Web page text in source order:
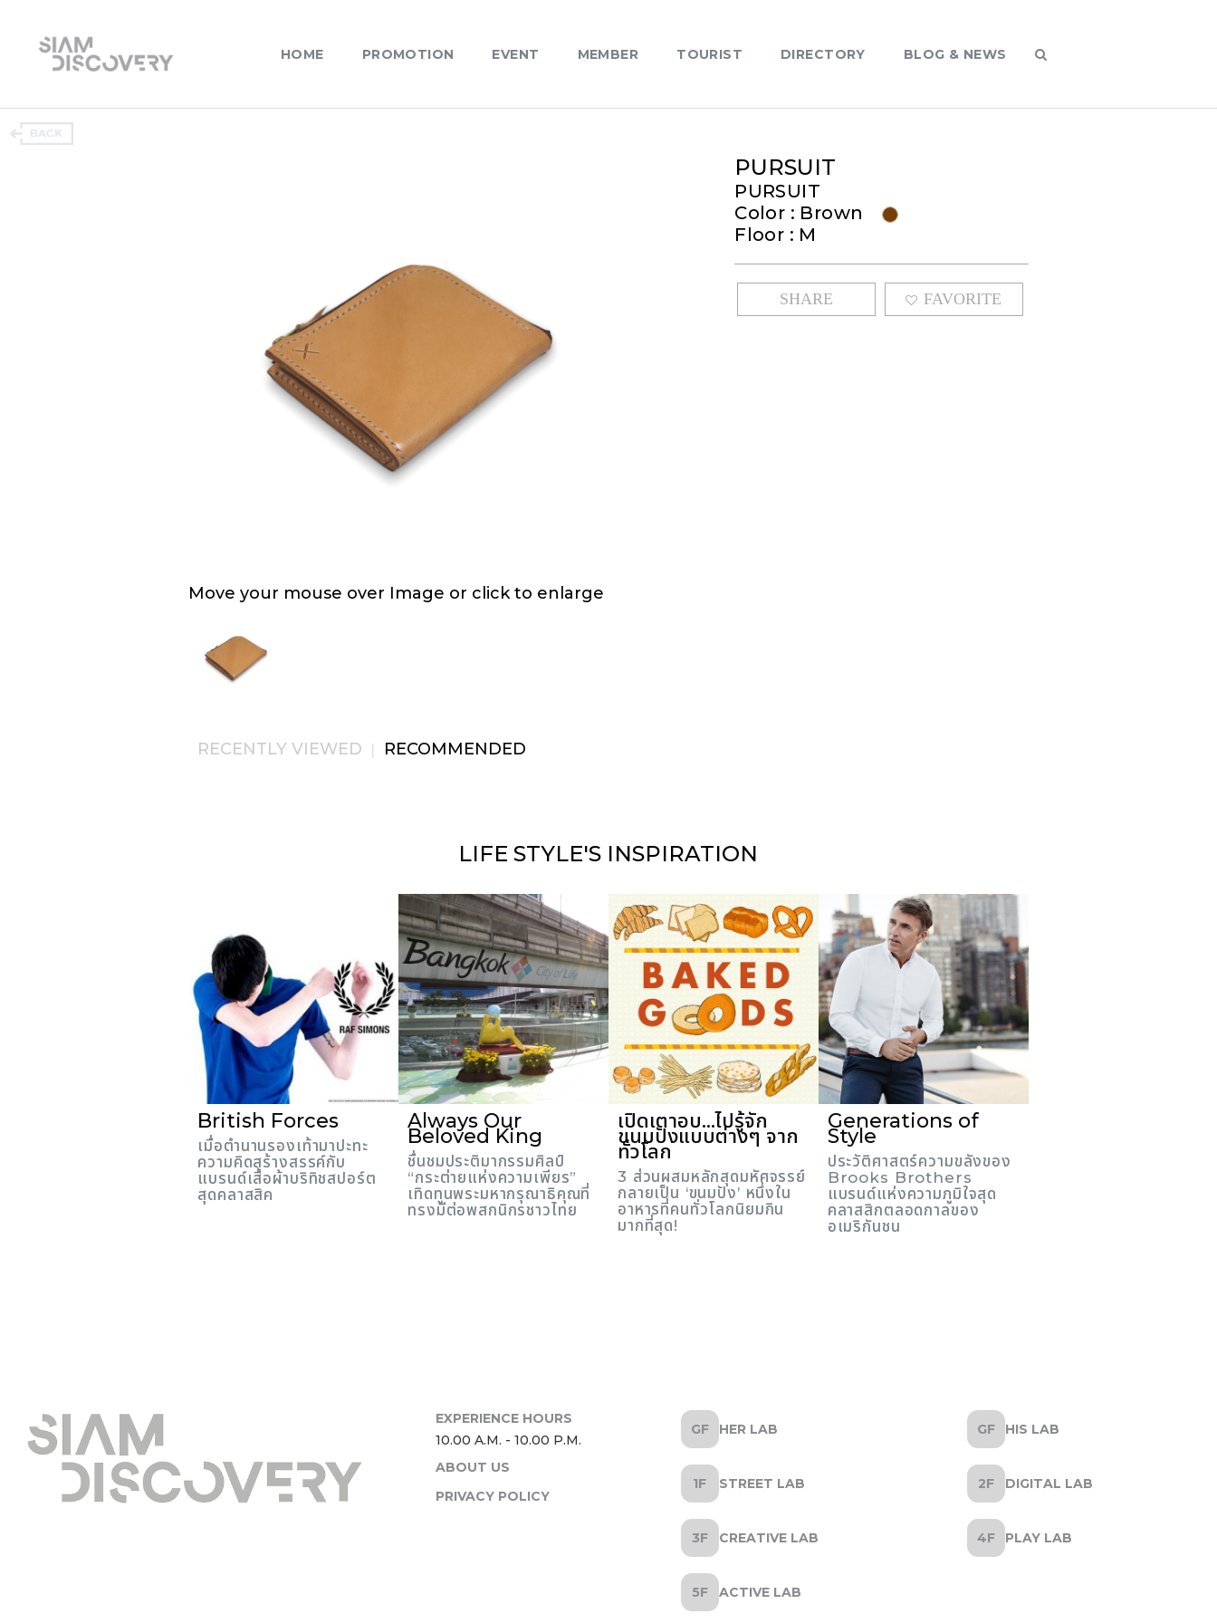
HOME PROMOTION EVENT MEMBER TOURIST DIRECTORY BLOG & NEWS
Move your mouse over Image or click to enlarge
PURSUIT
PURSUIT
Color : Brown
Floor : M
SHARE FAVORITE
RECENTLY VIEWED | RECOMMENDED
LIFE STYLE'S INSPIRATION
British Forces
เมื่อตำนานรองเท้ามาปะทะ
ความคิดสร้างสรรค์กับ
แบรนด์เสื้อผ้าบริทิชสปอร์ต
สุดคลาสสิค
Always Our
Beloved King
ชื่นชมประติมากรรมศิลป์
“กระต่ายแห่งความเพียร”
เทิดทูนพระมหากรุณาธิคุณที่
ทรงมีต่อพสกนิกรชาวไทย
เปิดเตาอบ...ไปรู้จัก
ขนมปังแบบต่างๆ จาก
ทั่วโลก
3 ส่วนผสมหลักสุดมหัศจรรย์
กลายเป็น ‘ขนมปัง’ หนึ่งใน
อาหารที่คนทั่วโลกนิยมกิน
มากที่สุด!
Generations of
Style
ประวัติศาสตร์ความขลังของ
Brooks Brothers
แบรนด์แห่งความภูมิใจสุด
คลาสสิกตลอดกาลของ
อเมริกันชน
ABOUT US
PRIVACY POLICY
HER LAB HIS LAB
STREET LAB DIGITAL LAB
CREATIVE LAB PLAY LAB
ACTIVE LAB